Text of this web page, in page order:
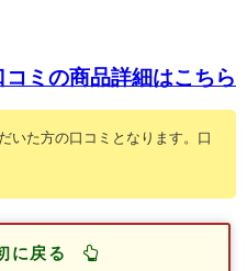
コミの商品詳細はこちら
いた方の口コミとなります。口
に戻る